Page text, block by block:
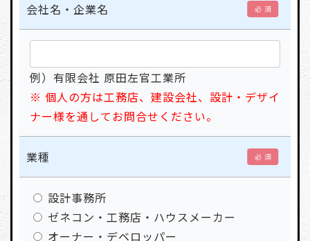
会社名・企業名 必 須
例）有限会社 原田左官工業所
※ 個人の方は工務店、建設会社、設計・デザイ
ナー様を通してお問合せください。
業種 必 須
設計事務所
ゼネコン・工務店・ハウスメーカー
オーナー・デベロッパー